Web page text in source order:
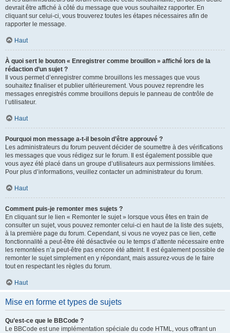
devrait être affiché à côté du message que vous souhaitez rapporter. En
cliquant sur celui-ci, vous trouverez toutes les étapes nécessaires afin de
rapporter le message.
Haut
À quoi sert le bouton « Enregistrer comme brouillon » affiché lors de la
rédaction d’un sujet ?
Il vous permet d’enregistrer comme brouillons les messages que vous
souhaitez finaliser et publier ultérieurement. Vous pouvez reprendre les
messages enregistrés comme brouillons depuis le panneau de contrôle de
l’utilisateur.
Haut
Pourquoi mon message a-t-il besoin d’être approuvé ?
Les administrateurs du forum peuvent décider de soumettre à des vérifications
les messages que vous rédigez sur le forum. Il est également possible que
vous ayez été placé dans un groupe d’utilisateurs aux permissions limitées.
Pour plus d’informations, veuillez contacter un administrateur du forum.
Haut
Comment puis-je remonter mes sujets ?
En cliquant sur le lien « Remonter le sujet » lorsque vous êtes en train de
consulter un sujet, vous pouvez remonter celui-ci en haut de la liste des sujets,
à la première page du forum. Cependant, si vous ne voyez pas ce lien, cette
fonctionnalité a peut-être été désactivée ou le temps d’attente nécessaire entre
les remontées n’a peut-être pas encore été atteint. Il est également possible de
remonter le sujet simplement en y répondant, mais assurez-vous de le faire
tout en respectant les règles du forum.
Haut
Mise en forme et types de sujets
Qu’est-ce que le BBCode ?
Le BBCode est une implémentation spéciale du code HTML, vous offrant un